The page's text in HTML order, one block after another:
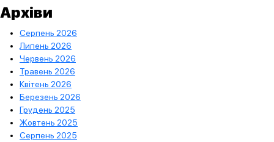
Архіви
Серпень 2026
Липень 2026
Червень 2026
Травень 2026
Квітень 2026
Березень 2026
Грудень 2025
Жовтень 2025
Серпень 2025